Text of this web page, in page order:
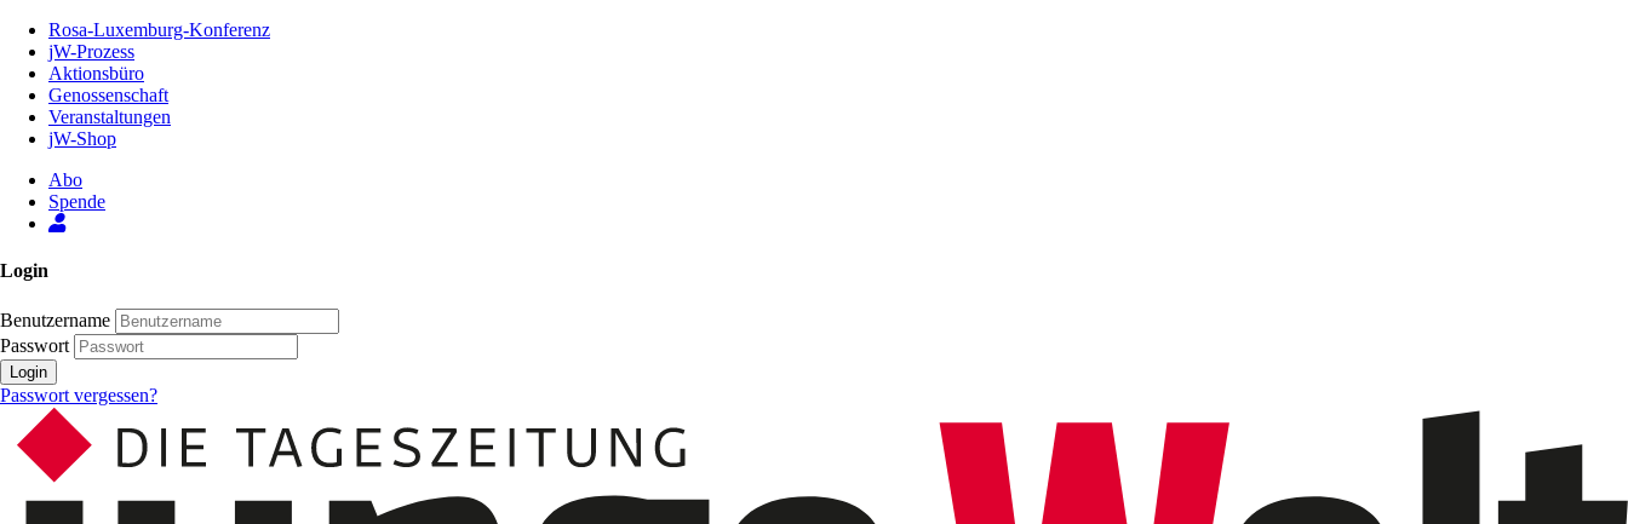
Inhalt
Seite
Rosa-Luxemburg-Konferenz
jW-Prozess
Aktionsbüro
Genossenschaft
Veranstaltungen
jW-Shop
Abo
Spende
Login
Benutzername
Passwort
Login
Passwort vergessen?